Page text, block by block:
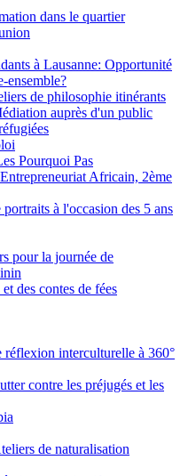
dans le quartier
à Lausanne: Opportunité
ensemble?
de philosophie itinérants
auprès d'un public
Pourquoi Pas
Africain, 2ème
à l'occasion des 5 ans
pour la journée de
des contes de fées
réflexion interculturelle à 360°
contre les préjugés et les
de naturalisation